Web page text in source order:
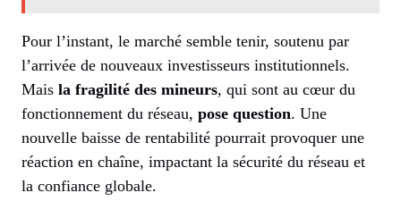
Pour l’instant, le marché semble tenir, soutenu par
l’arrivée de nouveaux investisseurs institutionnels.
Mais la fragilité des mineurs, qui sont au cœur du
fonctionnement du réseau, pose question. Une
nouvelle baisse de rentabilité pourrait provoquer une
réaction en chaîne, impactant la sécurité du réseau et
la confiance globale.